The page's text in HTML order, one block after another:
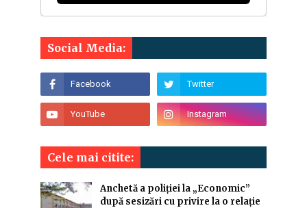
Social Media:
Cele mai citite:
Anchetă a poliției la „Economic”
după sesizări cu privire la o relație